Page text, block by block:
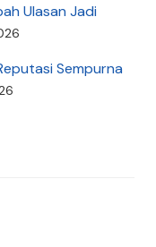
Ulasan Jadi
Sempurna